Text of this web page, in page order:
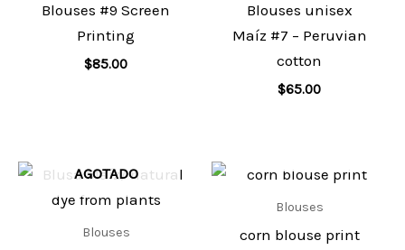
Blouses #9 Screen
Printing
$85.00
Blouses unisex
Maíz #7 – Peruvian
cotton
$65.00
AGOTADO
Blouses
Blouses
corn blouse print